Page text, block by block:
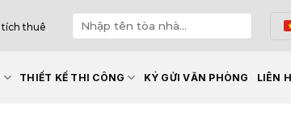
tích thuê
THIẾT KẾ THI CÔNG KÝ GỬI VĂN PHÒNG LIÊN